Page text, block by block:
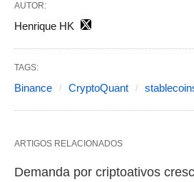
AUTOR:
Henrique HK
TAGS:
Binance CryptoQuant
ARTIGOS RELACIONADOS
Demanda por criptoativos